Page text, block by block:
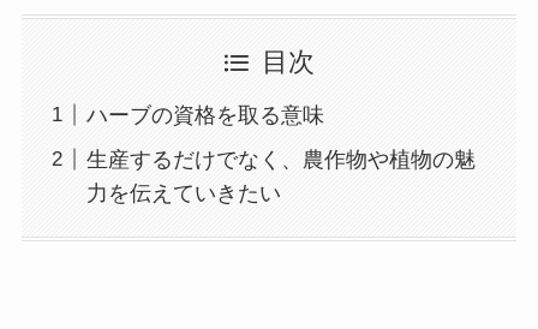
目次
ハーブの資格を取る意味
生産するだけでなく、農作物や植物の魅
力を伝えていきたい